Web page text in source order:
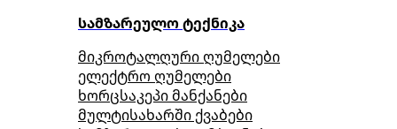
სამზარეულო ტექნიკა
მიკროტალღური ღუმელები
ელექტრო ღუმელები
ხორცსაკეპი მანქანები
მულტისახარში ქვაბები